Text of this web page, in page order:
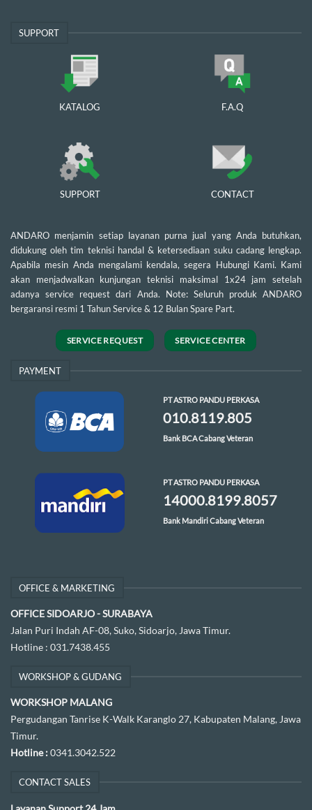
SUPPORT
KATALOG F.A.Q
SUPPORT CONTACT
ANDARO menjamin setiap layanan purna jual yang Anda butuhkan,
didukung oleh tim teknisi handal & ketersediaan suku cadang lengkap.
Apabila mesin Anda mengalami kendala, segera Hubungi Kami. Kami
akan menjadwalkan kunjungan teknisi maksimal 1x24 jam setelah
adanya service request dari Anda. Note: Seluruh produk ANDARO
bergaransi resmi 1 Tahun Service & 12 Bulan Spare Part.
SERVICE REQUEST SERVICE CENTER
PAYMENT
PT ASTRO PANDU PERKASA
010.8119.805
Bank BCA Cabang Veteran
PT ASTRO PANDU PERKASA
14000.8199.8057
Bank Mandiri Cabang Veteran
OFFICE & MARKETING
OFFICE SIDOARJO - SURABAYA
Jalan Puri Indah AF-08, Suko, Sidoarjo, Jawa Timur.
Hotline : 031.7438.455
WORKSHOP & GUDANG
WORKSHOP MALANG
Pergudangan Tanrise K-Walk Karanglo 27, Kabupaten Malang, Jawa
Timur.
Hotline :0341.3042.522
CONTACT SALES